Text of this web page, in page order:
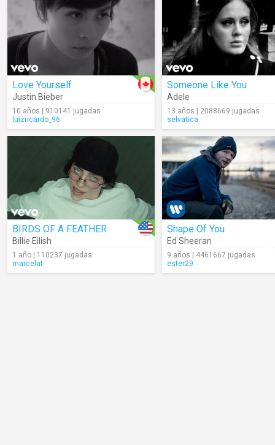
Love Yourself
Justin Bieber
10 años | 910141 jugadas
luizricardo_96
Someone Like You
Adele
13 años | 2088669 jugadas
selvatica
BIRDS OF A FEATHER
Billie Eilish
1 año | 110237 jugadas
marcelat
Shape Of You
Ed Sheeran
9 años | 4461667 jugadas
ester29